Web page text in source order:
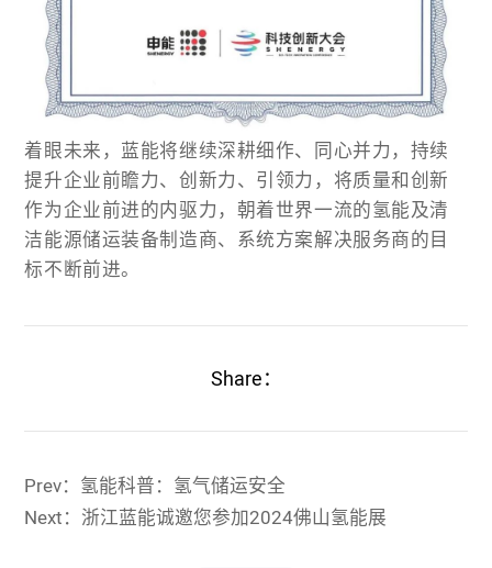
着眼未来，蓝能将继续深耕细作、同心并力，持续
提升企业前瞻力、创新力、引领力，将质量和创新
作为企业前进的内驱力，朝着世界一流的氢能及清
洁能源储运装备制造商、系统方案解决服务商的目
标不断前进。
Share：
Prev：氢能科普：氢气储运安全
Next：浙江蓝能诚邀您参加2024佛山氢能展